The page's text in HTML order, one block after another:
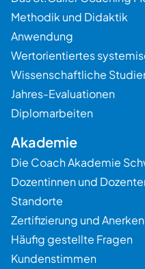
Methodik und Didaktik
Anwendung
Wertorientiertes
Wissenschaftliche
Jahres-Evaluationen
Diplomarbeiten
Akademie
Die Coach Akademie
Dozentinnen und
Standorte
Zertifizierung und
Häufig gestellte Fragen
Kundenstimmen